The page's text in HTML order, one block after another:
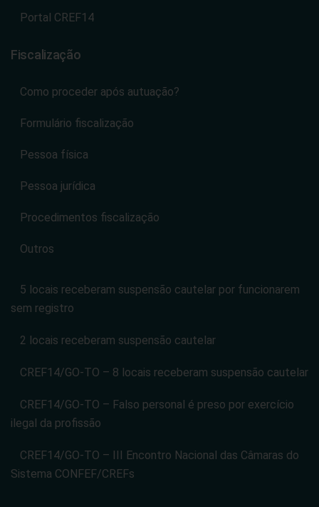
Portal CREF14
Fiscalização
Como proceder após autuação?
Formulário fiscalização
Pessoa física
Pessoa jurídica
Procedimentos fiscalização
Outros
5 locais receberam suspensão cautelar por funcionarem
sem registro
2 locais receberam suspensão cautelar
CREF14/GO-TO – 8 locais receberam suspensão cautelar
CREF14/GO-TO – Falso personal é preso por exercício
ilegal da profissão
CREF14/GO-TO – III Encontro Nacional das Câmaras do
Sistema CONFEF/CREFs